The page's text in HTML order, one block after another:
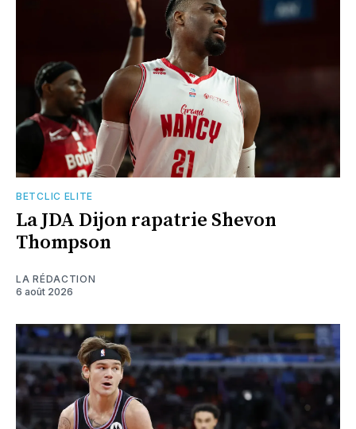
BETCLIC ELITE
La JDA Dijon rapatrie Shevon
Thompson
LA RÉDACTION
6 août 2026